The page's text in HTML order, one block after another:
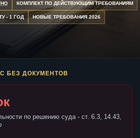
КОМПЛЕКТ ПО ДЕЙСТВУЮЩИМ ТРЕБОВАНИЯМ
- 1 ГОД НОВЫЕ ТРЕБОВАНИЯ 2026
БЕЗ ДОКУМЕНТОВ
по решению суда - ст. 6.3, 14.43,